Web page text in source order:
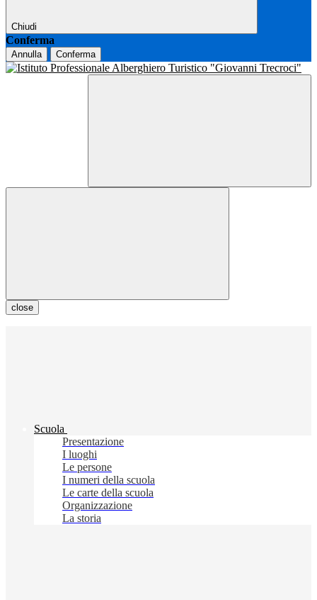
Chiudi
Conferma
Annulla Conferma
close
Scuola
Presentazione
I luoghi
Le persone
I numeri della scuola
Le carte della scuola
Organizzazione
La storia